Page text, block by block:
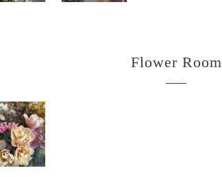
Flower Room